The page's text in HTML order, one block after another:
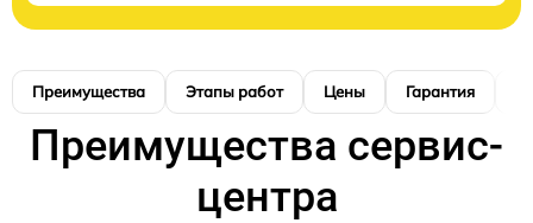
Преимущества Этапы работ Цены Гарантия
Преимущества сервис-
центра